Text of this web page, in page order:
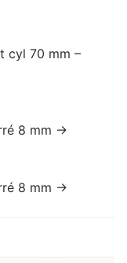
cyl 70 mm –
8 mm ->
8 mm ->